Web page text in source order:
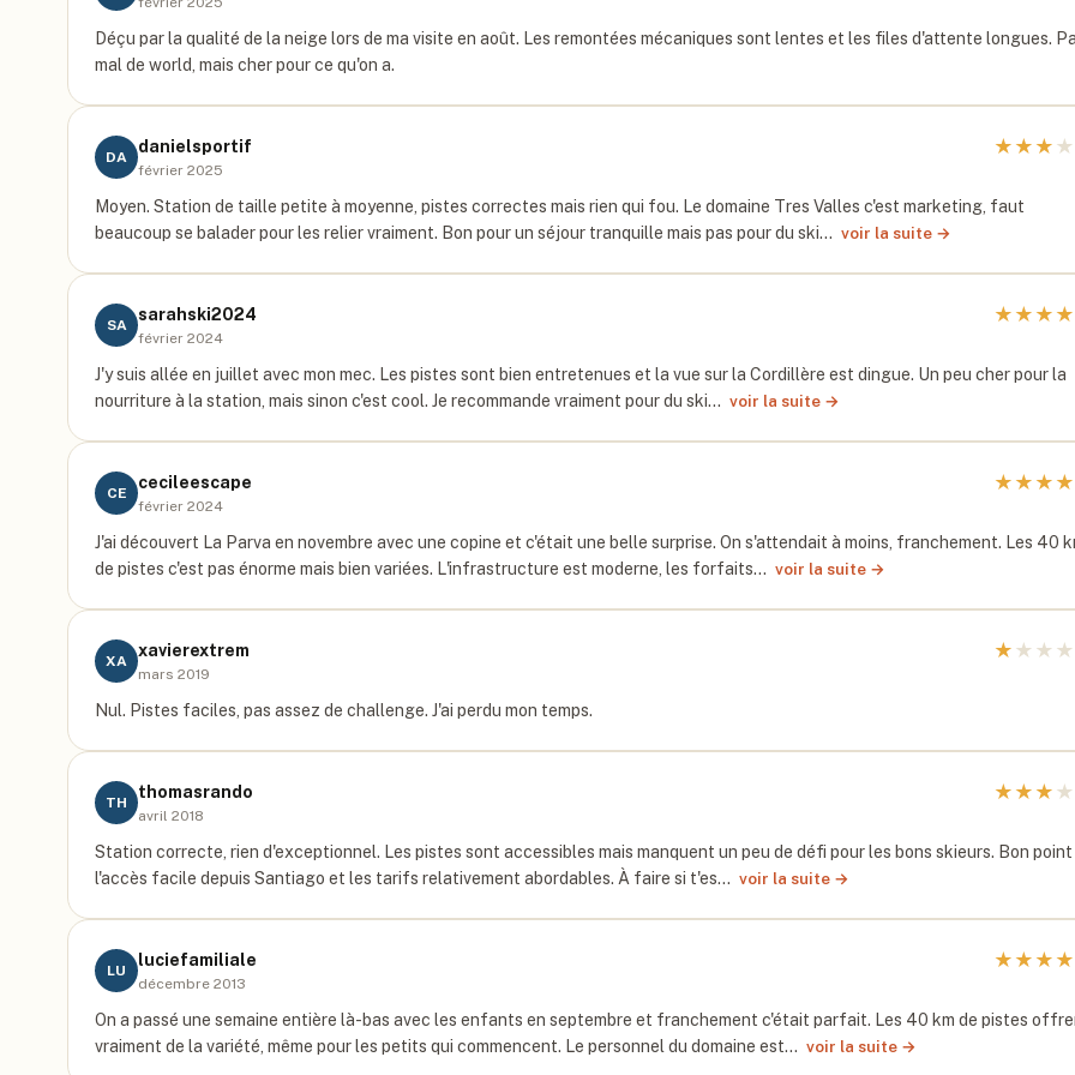
Déçu par la qualité de la neige lors de ma visite en août. Les remontées mécaniques sont lentes et les files d'attente longues.
mal de world, mais cher pour ce qu'on a.
DA
danielsportif
février 2025
★ ★ ★ ★
Moyen. Station de taille petite à moyenne, pistes correctes mais rien qui fou. Le domaine Tres Valles c'est marketing, faut
beaucoup se balader pour les relier vraiment. Bon pour un séjour tranquille mais pas pour du ski… voir la suite →
SA
sarahski2024
février 2024
★ ★ ★ ★
J'y suis allée en juillet avec mon mec. Les pistes sont bien entretenues et la vue sur la Cordillère est dingue. Un peu cher pour la
nourriture à la station, mais sinon c'est cool. Je recommande vraiment pour du ski… voir la suite →
CE
cecileescape
février 2024
★ ★ ★ ★
J'ai découvert La Parva en novembre avec une copine et c'était une belle surprise. On s'attendait à moins, franchement. Les 40
de pistes c'est pas énorme mais bien variées. L'infrastructure est moderne, les forfaits… voir la suite →
XA
xavierextrem
mars 2019
★ ★ ★ ★
Nul. Pistes faciles, pas assez de challenge. J'ai perdu mon temps.
TH
thomasrando
avril 2018
★ ★ ★ ★
Station correcte, rien d'exceptionnel. Les pistes sont accessibles mais manquent un peu de défi pour les bons skieurs. Bon point
l'accès facile depuis Santiago et les tarifs relativement abordables. À faire si t'es… voir la suite →
LU
luciefamiliale
décembre 2013
★ ★ ★ ★
On a passé une semaine entière là-bas avec les enfants en septembre et franchement c'était parfait. Les 40 km de pistes
vraiment de la variété, même pour les petits qui commencent. Le personnel du domaine est… voir la suite →